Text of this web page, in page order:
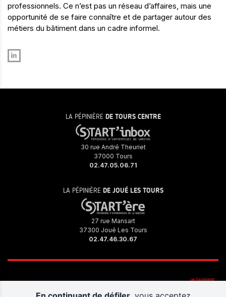
professionnels. Ce n’est pas un réseau d’affaires, mais une
opportunité de se faire connaître et de partager autour des
métiers du bâtiment dans un cadre informel.
LA PÉPINIÈRE DE TOURS CENTRE
30 rue André Theuriet
37000 Tours
02.47.05.06.71
LA PÉPINIÈRE DE JOUÉ LES TOURS
27 rue Mansart
37300 Joué Les Tours
02.47.46.30.67